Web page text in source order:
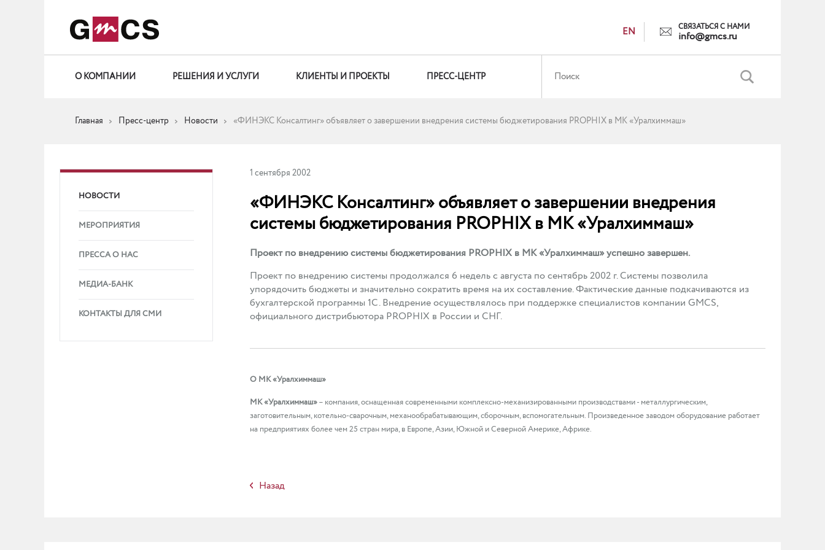
EN СВЯЗАТЬСЯ С НАМИ
info@gmcs.ru
О КОМПАНИИ РЕШЕНИЯ И УСЛУГИ КЛИЕНТЫ И ПРОЕКТЫ ПРЕСС-ЦЕНТР
Главная Пресс-центр Новости «ФИНЭКС Консалтинг» объявляет о завершении внедрения системы бюджетирования PROPHIX в МК «Уралхиммаш»
НОВОСТИ
МЕРОПРИЯТИЯ
ПРЕССА О НАС
МЕДИА-БАНК
КОНТАКТЫ ДЛЯ СМИ
1 сентября 2002
«ФИНЭКС Консалтинг» объявляет о завершении внедрения
системы бюджетирования PROPHIX в МК «Уралхиммаш»
Проект по внедрению системы бюджетирования PROPHIX в МК «Уралхиммаш» успешно завершен.
Проект по внедрению системы продолжался 6 недель с августа по сентябрь 2002 г. Системы позволила
упорядочить бюджеты и значительно сократить время на их составление. Фактические данные подкачиваются из
бухгалтерской программы 1С. Внедрение осуществлялось при поддержке специалистов компании GMCS,
официального дистрибьютора PROPHIX в России и СНГ.
О МК «Уралхиммаш»
МК «Уралхиммаш»– компания, оснащенная современными комплексно-механизированными производствами - металлургическим,
заготовительным, котельно-сварочным, механообрабатывающим, сборочным, вспомогательным. Произведенное заводом оборудование работает
на предприятиях более чем 25 стран мира, в Европе, Азии, Южной и Северной Америке, Африке.
Назад